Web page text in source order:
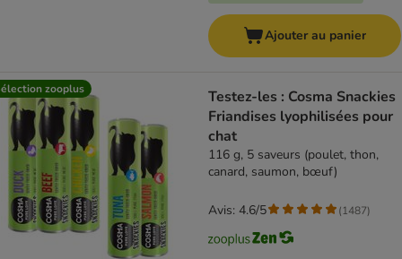
Ajouter au panier
zooplus
Testez-les : Cosma Snackies
Friandises lyophilisées pour
chat
116 g, 5 saveurs (poulet, thon,
canard, saumon, bœuf)
Avis: 4.6/5 (1487)